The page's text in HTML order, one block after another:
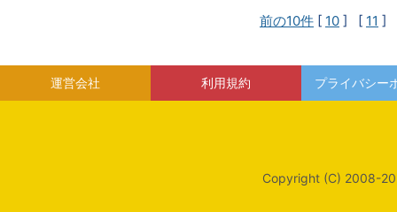
前の10件 [ 10 ] [ 11 ]
運営会社 利用規約 プライバシー
Copyright (C) 2008-